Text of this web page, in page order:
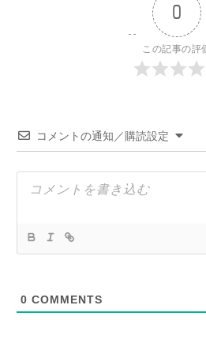
0
この記事の評
コメントの通知／購読設定
0 COMMENTS